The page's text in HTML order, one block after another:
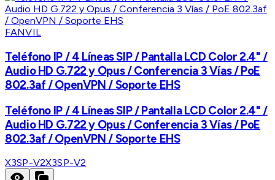
FANVIL
Teléfono IP / 4 Líneas SIP / Pantalla LCD Color 2.4" /
Audio HD G.722 y Opus / Conferencia 3 Vías / PoE
802.3af / OpenVPN / Soporte EHS
Teléfono IP / 4 Líneas SIP / Pantalla LCD Color 2.4" /
Audio HD G.722 y Opus / Conferencia 3 Vías / PoE
802.3af / OpenVPN / Soporte EHS
X3SP-V2X3SP-V2